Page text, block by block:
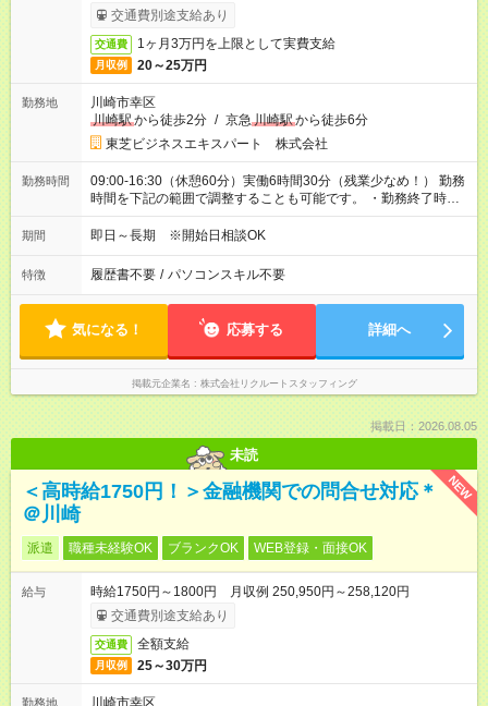
交通費別途支給あり
交通費 1ヶ月3万円を上限として実費支給
月収例 20～25万円
勤務地
川崎市幸区
川崎駅から徒歩2分 / 京急 川崎駅から徒歩6分
東芝ビジネスエキスパート 株式会社
勤務時間
09:00-16:30（休憩60分）実働6時間30分（残業少なめ！） 勤務
時間を下記の範囲で調整することも可能です。 ・勤務終了時
間 16:30～17:45 ・実働 06:30～07:45
期間 即日～長期 ※開始日相談OK
特徴 履歴書不要 / パソコンスキル不要
気になる！ 応募する 詳細へ
掲載元企業名 株式会社リクルートスタッフィング
掲載日：2026.08.05
未読
NEW
＜高時給1750円！＞金融機関での問合せ対応＊
＠川崎
派遣 職種未経験OK ブランクOK WEB登録・面接OK
給与
時給1750円～1800円 月収例 250,950円～258,120円
交通費別途支給あり
交通費 全額支給
月収例 25～30万円
勤務地
川崎市幸区